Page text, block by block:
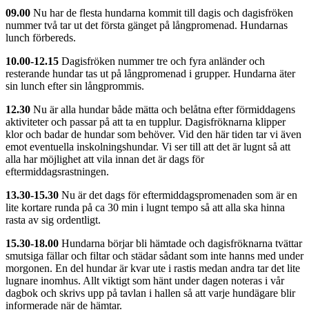
09.00 Nu har de flesta hundarna kommit till dagis och dagisfröken
nummer två tar ut det första gänget på långpromenad. Hundarnas
lunch förbereds.
10.00-12.15 Dagisfröken nummer tre och fyra anländer och
resterande hundar tas ut på långpromenad i grupper. Hundarna äter
sin lunch efter sin långprommis.
12.30 Nu är alla hundar både mätta och belåtna efter förmiddagens
aktiviteter och passar på att ta en tupplur. Dagisfröknarna klipper
klor och badar de hundar som behöver. Vid den här tiden tar vi även
emot eventuella inskolningshundar. Vi ser till att det är lugnt så att
alla har möjlighet att vila innan det är dags för
eftermiddagsrastningen.
13.30-15.30 Nu är det dags för eftermiddagspromenaden som är en
lite kortare runda på ca 30 min i lugnt tempo så att alla ska hinna
rasta av sig ordentligt.
15.30-18.00 Hundarna börjar bli hämtade och dagisfröknarna tvättar
smutsiga fällar och filtar och städar sådant som inte hanns med under
morgonen. En del hundar är kvar ute i rastis medan andra tar det lite
lugnare inomhus. Allt viktigt som hänt under dagen noteras i vår
dagbok och skrivs upp på tavlan i hallen så att varje hundägare blir
informerade när de hämtar.